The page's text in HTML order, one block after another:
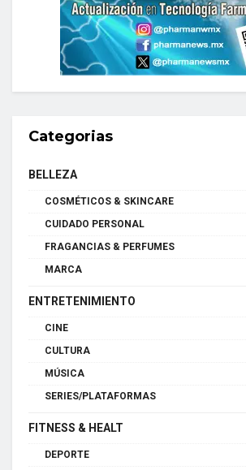
Categorias
BELLEZA
COSMÉTICOS & SKINCARE
CUIDADO PERSONAL
FRAGANCIAS & PERFUMES
MARCA
ENTRETENIMIENTO
CINE
CULTURA
MÚSICA
SERIES/PLATAFORMAS
FITNESS & HEALT
DEPORTE